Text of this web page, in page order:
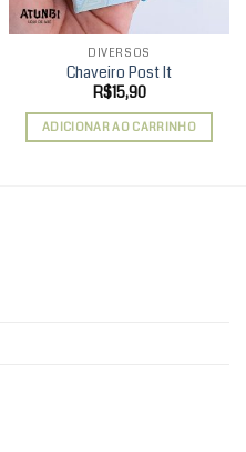
DIVERSOS
Chaveiro Post It
R$15,90
ADICIONAR AO CARRINHO